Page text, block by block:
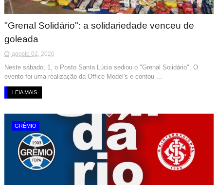
"Grenal Solidário": a solidariedade venceu de
goleada
agosto 02, 2020
Neste sábado, 1, o Posto Santa Lúcia sediou o "Grenal Solidário". O
evento foi uma realização da Office Model's e contou ...
LEIA MAIS
GRÊMIO